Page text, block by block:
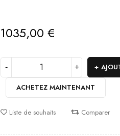
1035,00€
ACHETEZ MAINTENANT
Liste de souhaits Comparer